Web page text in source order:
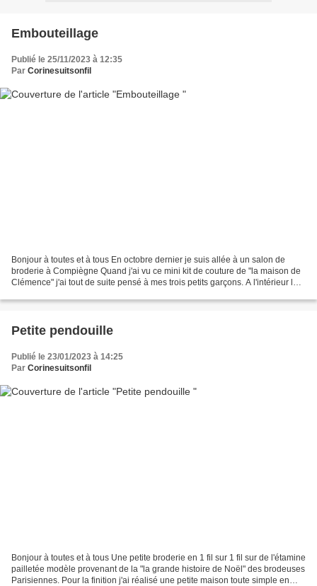
Embouteillage
Publié le 25/11/2023 à 12:35
Par Corinesuitsonfil
Bonjour à toutes et à tous En octobre dernier je suis allée à un salon de
broderie à Compiègne Quand j'ai vu ce mini kit de couture de "la maison de
Clémence" j'ai tout de suite pensé à mes trois petits garçons. A l'intérieur les
Petite pendouille
Publié le 23/01/2023 à 14:25
Par Corinesuitsonfil
Bonjour à toutes et à tous Une petite broderie en 1 fil sur 1 fil sur de l'étamine
pailletée modèle provenant de la "la grande histoire de Noël" des brodeuses
Parisiennes. Pour la finition j'ai réalisé une petite maison toute simple en